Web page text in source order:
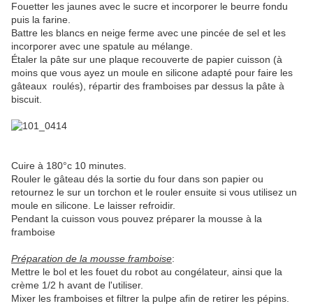
Fouetter les jaunes avec le sucre et incorporer le beurre fondu
puis la farine.
Battre les blancs en neige ferme avec une pincée de sel et les
incorporer avec une spatule au mélange.
Étaler la pâte sur une plaque recouverte de papier cuisson (à
moins que vous ayez un moule en silicone adapté pour faire les
gâteaux roulés), répartir des framboises par dessus la pâte à
biscuit.
Cuire à 180°c 10 minutes.
Rouler le gâteau dés la sortie du four dans son papier ou
retournez le sur un torchon et le rouler ensuite si vous utilisez un
moule en silicone. Le laisser refroidir.
Pendant la cuisson vous pouvez préparer la mousse à la
framboise
Préparation de la mousse framboise:
Mettre le bol et les fouet du robot au congélateur, ainsi que la
crème 1/2 h avant de l'utiliser.
Mixer les framboises et filtrer la pulpe afin de retirer les pépins.